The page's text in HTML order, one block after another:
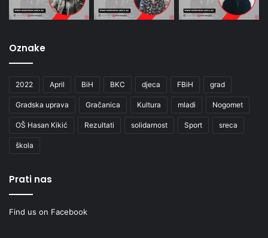
Oznake
2022 April BiH BKC djeca FBiH grad
Gradska uprava Gračanica Kultura mladi Nogomet
OŠ Hasan Kikić Rezultati solidarnost Sport sreca
škola
Prati nas
Find us on Facebook